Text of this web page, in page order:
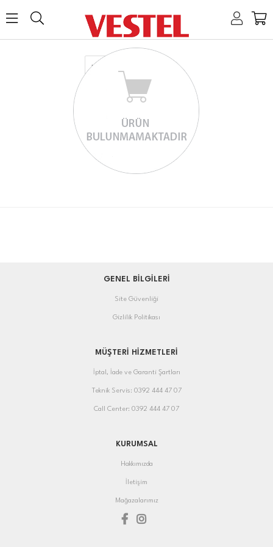
Home
Link Link
GENEL BİLGİLERİ
Site Güvenliği
Gizlilik Politikası
MÜŞTERİ HİZMETLERİ
İptal, İade ve Garanti Şartları
Teknik Servis: 0392 444 47 07
Call Center: 0392 444 47 07
KURUMSAL
Hakkımızda
İletişim
Mağazalarımız